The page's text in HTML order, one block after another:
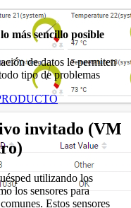
más sencillo posible
de datos le permiten
tipo de problemas
invitado (VM
utilizando los
los sensores para
Estos sensores